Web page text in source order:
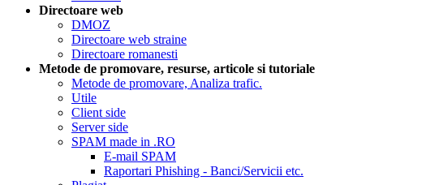
Directoare web
DMOZ
Directoare web straine
Directoare romanesti
Metode de promovare, resurse, articole si tutoriale
Metode de promovare, Analiza trafic.
Utile
Client side
Server side
SPAM made in .RO
E-mail SPAM
Raportari Phishing - Banci/Servicii etc.